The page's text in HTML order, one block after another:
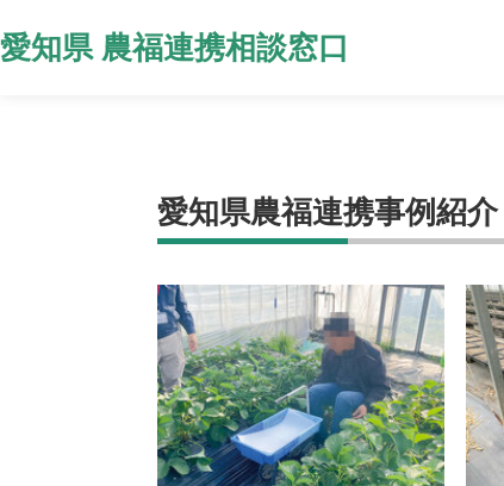
愛知県 農福連携相談窓口
愛知県農福連携事例紹介